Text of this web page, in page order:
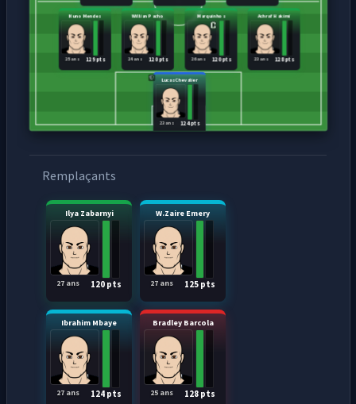
Lucas Chevalier
124 pts
23 ans
Nuno Mendes
129 pts
25 ans
Willian Pacho
120 pts
24 ans
Marquinhos
120 pts
26 ans
Achraf Hakimi
128 pts
23 ans
Remplaçants
Ilya Zabarnyi
120 pts
27 ans
W.Zaire Emery
125 pts
27 ans
Ibrahim Mbaye
124 pts
27 ans
Bradley Barcola
128 pts
25 ans